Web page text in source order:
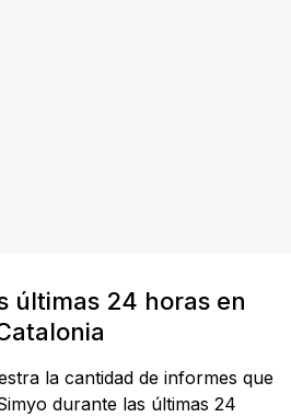
últimas 24 horas en
la cantidad de informes que
durante las últimas 24